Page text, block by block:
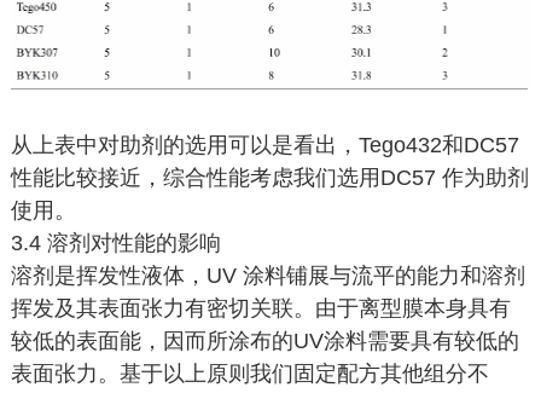
从上表中对助剂的选用可以是看出，Tego432和DC57
性能比较接近，综合性能考虑我们选用DC57 作为助剂
使用。
3.4 溶剂对性能的影响
溶剂是挥发性液体，UV 涂料铺展与流平的能力和溶剂
挥发及其表面张力有密切关联。由于离型膜本身具有
较低的表面能，因而所涂布的UV涂料需要具有较低的
表面张力。基于以上原则我们固定配方其他组分不